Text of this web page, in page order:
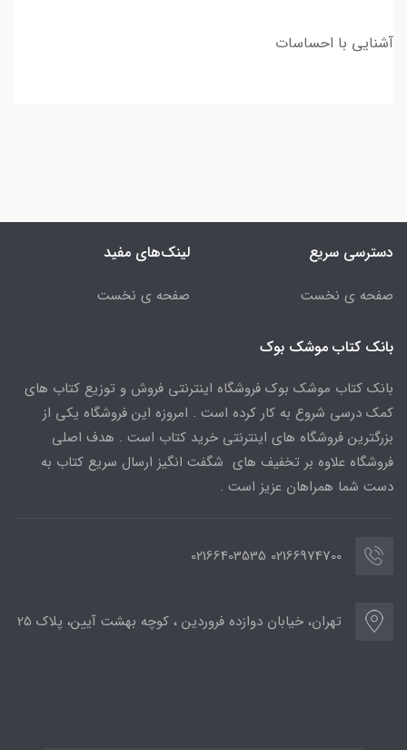
آشنایی با احساسات
دسترسی سریع
صفحه ی نخست
لینک‌های مفید
صفحه ی نخست
بانک کتاب موشک بوک
بانک کتاب موشک بوک فروشگاه اینترنتی فروش و توزیع کتاب های
کمک درسی شروع به کار کرده است . امروزه این فروشگاه یکی از
بزرگترین فروشگاه های اینترنتی خرید کتاب است . هدف اصلی
فروشگاه علاوه بر تخفیف های شگفت انگیز ارسال سریع کتاب به
دست شما همراهان عزیز است .
02166974700 02166403535
تهران، خیابان دوازده فروردین ، کوچه بهشت آیین، پلاک 25